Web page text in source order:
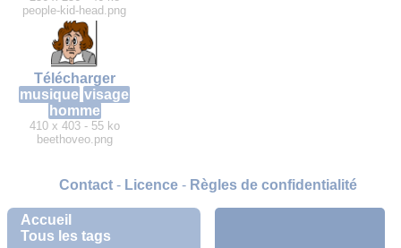
Accueil
Tous les tags
people-kid-head.png
Télécharger
musique visage
homme
410 x 403 - 55 ko
beethoveo.png
Contact- Licence- Règles de confidentialité